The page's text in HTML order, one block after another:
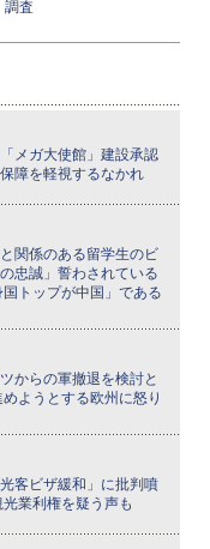
調査
メガ大使館」建設承認
障を軽視するなかれ
関係のある留学生のビ
忠誠」誓わされている
トップが中国」である
からの軍撤退を検討と
ようとする欧州に怒り
客ビザ緩和」に批判噴
業利権を疑う声も